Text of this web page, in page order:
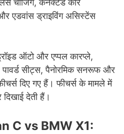
चार्जिंग, कनेक्टेड कार
एडवांस ड्राइविंग असिस्टेंस
ऑटो और एप्पल कारप्ले,
सीट्स, पैनोरमिक सनरूफ और
दिए गए हैं। फीचर्स के मामले में
दिखाई देती हैं।
C vs BMW X1: